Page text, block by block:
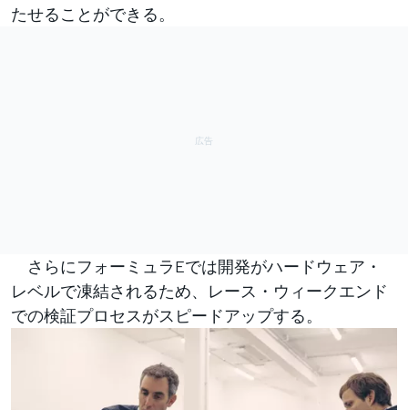
たせることができる。
さらにフォーミュラEでは開発がハードウェア・
レベルで凍結されるため、レース・ウィークエンド
での検証プロセスがスピードアップする。